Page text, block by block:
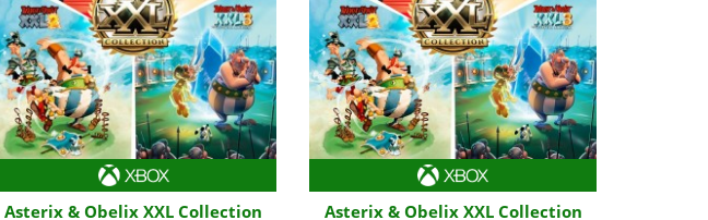
Asterix & Obelix XXL Collection
Asterix & Obelix XXL Collection